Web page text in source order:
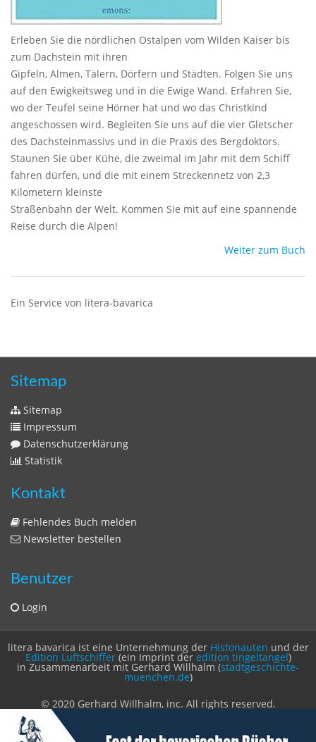
Erleben Sie die nördlichen Ostalpen vom Wilden Kaiser bis
zum Dachstein mit ihren
Gipfeln, Almen, Tälern, Dörfern und Städten. Folgen Sie uns
auf den Ewigkeitsweg und in die Ewige Wand. Erfahren Sie,
wo der Teufel seine Hörner hat und wo das Christkind
angeschossen wird. Begleiten Sie uns auf die vier Gletscher
des Dachsteinmassivs und in die Praxis des Bergdoktors.
Staunen Sie über Kühe, die zweimal im Jahr mit dem Schiff
fahren dürfen, und die mit einem Streckennetz von 2,3
Kilometern kleinste
Straßenbahn der Welt. Kommen Sie mit auf eine spannende
Reise durch die Alpen!
Weiter zum Buch
Ein Service von litera-bavarica
Sitemap
Sitemap
Impressum
Datenschutzerklärung
Statistik
Kontakt
Fehlendes Buch melden
Newsletter bestellen
Benutzer
Login
litera bavarica ist eine Unternehmung der Histonauten und der
Edition Luftschiffer(ein Imprint der edition tingeltangel)
in Zusammenarbeit mit Gerhard Willhalm (stadtgeschichte-
muenchen.de)
© 2020 Gerhard Willhalm, inc. All rights reserved.